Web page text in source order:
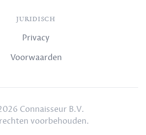
JURIDISCH
Privacy
Voorwaarden
Connaisseur B.V.
voorbehouden.